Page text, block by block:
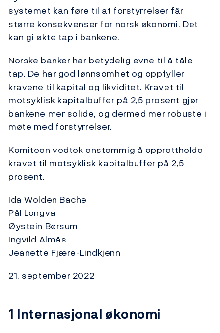
systemet kan føre til at forstyrrelser får
større konsekvenser for norsk økonomi. Det
kan gi økte tap i bankene.
Norske banker har betydelig evne til å tåle
tap. De har god lønnsomhet og oppfyller
kravene til kapital og likviditet. Kravet til
motsyklisk kapitalbuffer på 2,5 prosent gjør
bankene mer solide, og dermed mer robuste i
møte med forstyrrelser.
Komiteen vedtok enstemmig å opprettholde
kravet til motsyklisk kapitalbuffer på 2,5
prosent.
Ida Wolden Bache
Pål Longva
Øystein Børsum
Ingvild Almås
Jeanette Fjære-Lindkjenn
21. september 2022
1 Internasjonal økonomi